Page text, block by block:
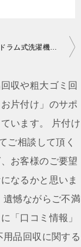
京都市北区でドラム式洗濯機回収のご依頼 お客様の声
収や粗大ゴミ回
片付け」のサポ
います。 片付け
ご相談して頂く
お客様のご要望
なるかと思いま
憾ながらご不満
「口コミ情報」
品回収に関する